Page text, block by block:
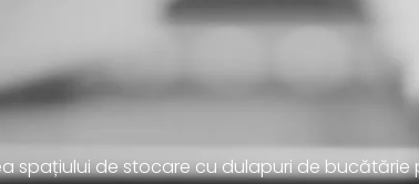
spațiului de stocare cu dulapuri de bucătărie